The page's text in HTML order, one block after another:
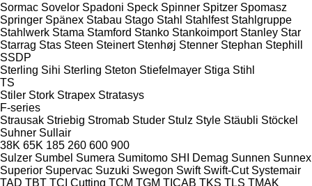
Sormac Sovelor Spadoni Speck Spinner Spitzer Spomasz
Springer Spänex Stabau Stago Stahl Stahlfest Stahlgruppe
Stahlwerk Stama Stamford Stanko Stankoimport Stanley Star
Starrag Stas Steen Steinert Stenhøj Stenner Stephan Stephill
SSDP
Sterling Sihi Sterling Steton Stiefelmayer Stiga Stihl
TS
Stiler Stork Strapex Stratasys
F-series
Strausak Striebig Stromab Studer Stulz Style Stäubli Stöckel
Suhner Sullair
38K 65K 185 260 600 900
Sulzer Sumbel Sumera Sumitomo SHI Demag Sunnen Sunnex
Superior Supervac Suzuki Swegon Swift Swift-Cut Systemair
TAD TBT TCI Cutting TCM TGM TICAB TKS TLS TMAK